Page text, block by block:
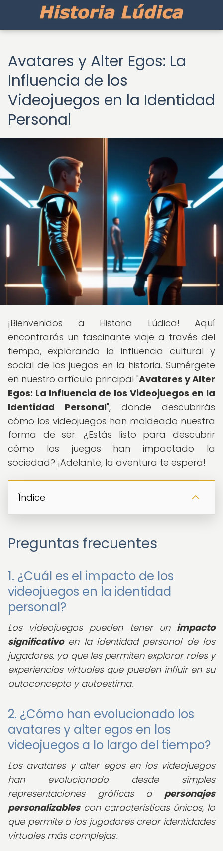
Avatares y Alter Egos: La
Influencia de los
Videojuegos en la Identidad
Personal
¡Bienvenidos a Historia Lúdica! Aquí
encontrarás un fascinante viaje a través del
tiempo, explorando la influencia cultural y
social de los juegos en la historia. Sumérgete
en nuestro artículo principal "Avatares y Alter
Egos: La Influencia de los Videojuegos en la
Identidad Personal", donde descubrirás
cómo los videojuegos han moldeado nuestra
forma de ser. ¿Estás listo para descubrir
cómo los juegos han impactado la
sociedad? ¡Adelante, la aventura te espera!
Índice
Preguntas frecuentes
1. ¿Cuál es el impacto de los
videojuegos en la identidad
personal?
Los videojuegos pueden tener un impacto
significativoen la identidad personal de los
jugadores, ya que les permiten explorar roles y
experiencias virtuales que pueden influir en su
autoconcepto y autoestima.
2. ¿Cómo han evolucionado los
avatares y alter egos en los
videojuegos a lo largo del tiempo?
Los avatares y alter egos en los videojuegos
han evolucionado desde simples
representaciones gráficas a personajes
personalizablescon características únicas, lo
que permite a los jugadores crear identidades
virtuales más complejas.